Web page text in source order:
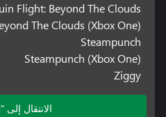
Flight: Beyond The Clouds
The Clouds (Xbox One)
Steampunch
Steampunch (Xbox One)
Ziggy
الانتقال إلى